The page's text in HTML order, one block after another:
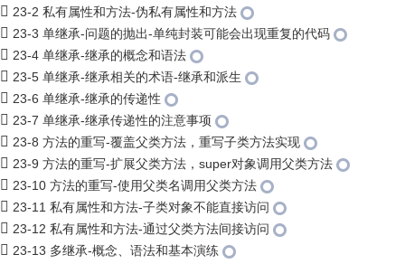
23-2 私有属性和方法-伪私有属性和方法
23-3 单继承-问题的抛出-单纯封装可能会出现重复的代码
23-4 单继承-继承的概念和语法
23-5 单继承-继承相关的术语-继承和派生
23-6 单继承-继承的传递性
23-7 单继承-继承传递性的注意事项
23-8 方法的重写-覆盖父类方法，重写子类方法实现
23-9 方法的重写-扩展父类方法，super对象调用父类方法
23-10 方法的重写-使用父类名调用父类方法
23-11 私有属性和方法-子类对象不能直接访问
23-12 私有属性和方法-通过父类方法间接访问
23-13 多继承-概念、语法和基本演练